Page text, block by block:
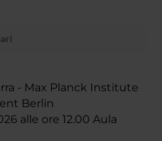
- Max Planck Institute
Berlin
alle ore 12.00 Aula